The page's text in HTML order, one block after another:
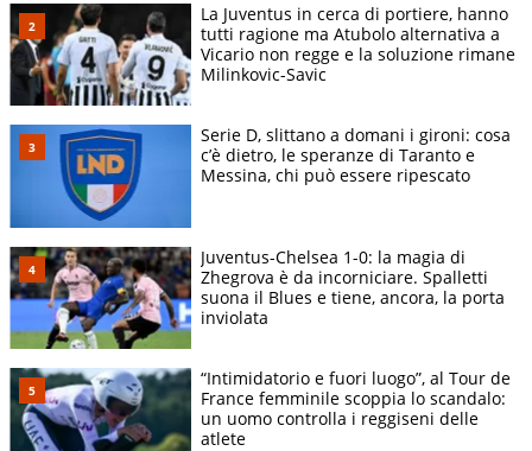
La Juventus in cerca di portiere, hanno
tutti ragione ma Atubolo alternativa a
Vicario non regge e la soluzione rimane
Milinkovic-Savic
Serie D, slittano a domani i gironi: cosa
c’è dietro, le speranze di Taranto e
Messina, chi può essere ripescato
Juventus-Chelsea 1-0: la magia di
Zhegrova è da incorniciare. Spalletti
suona il Blues e tiene, ancora, la porta
inviolata
“Intimidatorio e fuori luogo”, al Tour de
France femminile scoppia lo scandalo:
un uomo controlla i reggiseni delle
atlete